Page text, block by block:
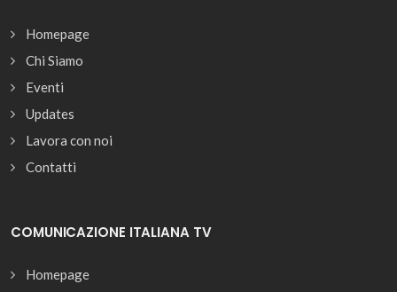
Homepage
Chi Siamo
Eventi
Updates
Lavora con noi
Contatti
COMUNICAZIONE ITALIANA TV
Homepage